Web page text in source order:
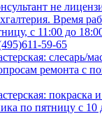
не
Время
с 11:00 до
59-65
слесарь/
ремонта с
покраска
по пятницу с 10